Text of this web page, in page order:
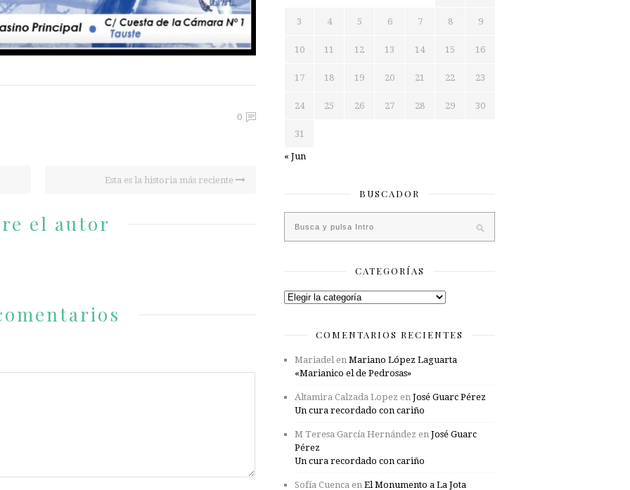
0
Esta es la historia más reciente
el autor
3 4 5 6 7 8 9
10 11 12 13 14 15 16
17 18 19 20 21 22 23
24 25 26 27 28 29 30
31
« Jun
BUSCADOR
CATEGORÍAS
Categorías
COMENTARIOS RECIENTES
Mariadelen Mariano López Laguarta
«Marianico el de Pedrosas»
Altamira Calzada Lopez en José Guarc Pérez
Un cura recordado con cariño
M Teresa García Hernández en José Guarc
Pérez
Un cura recordado con cariño
Sofía Cuenca en El Monumento a La Jota